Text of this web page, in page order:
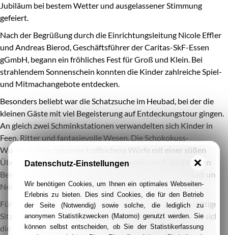
Jubiläum bei bestem Wetter und ausgelassener Stimmung
gefeiert.
Nach der Begrüßung durch die Einrichtungsleitung Nicole Effler
und Andreas Bierod, Geschäftsführer der Caritas-SkF-Essen
gGmbH, begann ein fröhliches Fest für Groß und Klein. Bei
strahlendem Sonnenschein konnten die Kinder zahlreiche Spiel-
und Mitmachangebote entdecken.
Besonders beliebt war die Schatzsuche im Heubad, bei der die
kleinen Gäste mit viel Begeisterung auf Entdeckungstour gingen.
An gleich zwei Schminkstationen verwandelten sich Kinder in
Feen, Ritter und fantasievolle Wesen. Die Schokokuss-
Wurfmaschine belohnte treffsichere Würfe mit einer süßen
Überraschung, während beim Entenangeln auch die jüngsten
Besucherinnen und Besucher ihre Geduld, Geschicklichkeit und
Neugier unter Beweis stellen konnten.
Für das leibliche Wohl war ebenfalls bestens gesorgt. Schattige
Sitzplätze luden zum Verweilen und Plaudern ein, während sich
die Gäste am Buffet mit frischem Obst, Muffins und
Datenschutz-Einstellungen
Wir benötigen Cookies, um Ihnen ein optimales Webseiten-
Erlebnis zu bieten. Dies sind Cookies, die für den Betrieb
der Seite (Notwendig) sowie solche, die lediglich zu
anonymen Statistikzwecken (Matomo) genutzt werden. Sie
können selbst entscheiden, ob Sie der Statistikerfassung